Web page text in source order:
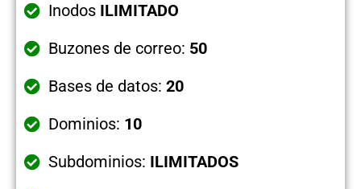
Inodos ILIMITADO
Buzones de correo: 50
Bases de datos: 20
Dominios: 10
Subdominios: ILIMITADOS